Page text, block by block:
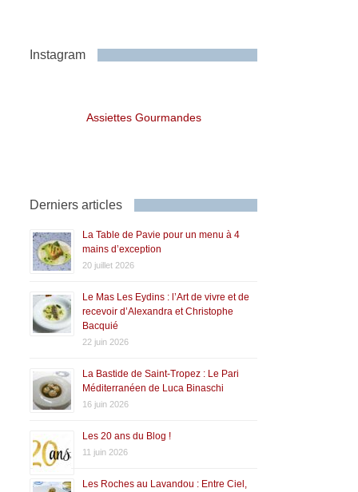
Instagram
Assiettes Gourmandes
Derniers articles
La Table de Pavie pour un menu à 4
mains d’exception
20 juillet 2026
Le Mas Les Eydins : l’Art de vivre et de
recevoir d’Alexandra et Christophe
Bacquié
22 juin 2026
La Bastide de Saint-Tropez : Le Pari
Méditerranéen de Luca Binaschi
16 juin 2026
Les 20 ans du Blog !
11 juin 2026
Les Roches au Lavandou : Entre Ciel,